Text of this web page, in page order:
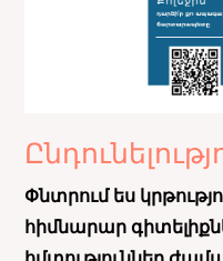
Փնտրում ես
հիմնարար